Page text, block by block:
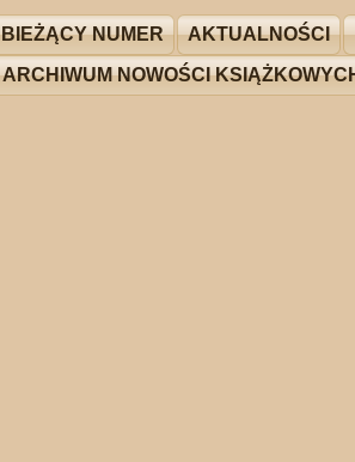
BIEŻĄCY NUMER AKTUALNOŚCI
ARCHIWUM NOWOŚCI